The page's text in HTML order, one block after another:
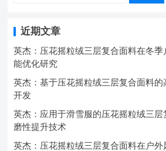
近期文章
英杰：压花摇粒绒三层复合面料在冬
能优化研究
英杰：基于压花摇粒绒三层复合面料
开发
英杰：应用于滑雪服的压花摇粒绒三
磨性提升技术
英杰：压花摇粒绒三层复合面料在户